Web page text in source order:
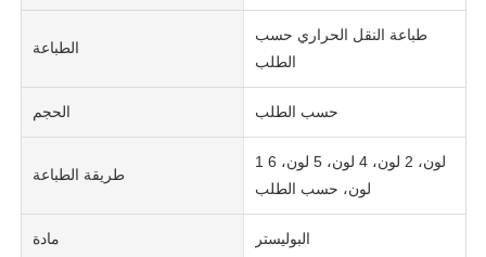
الطباعة
طباعة النقل الحراري حسب
الطلب
الحجم حسب الطلب
طريقة الطباعة
1 لون، 2 لون، 4 لون، 5 لون، 6
لون، حسب الطلب
مادة البوليستر